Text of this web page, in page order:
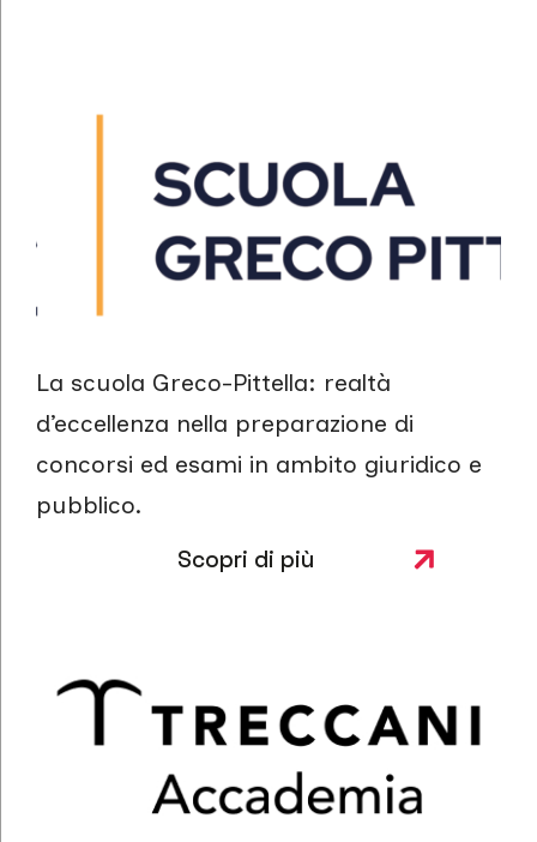
La scuola Greco-Pittella: realtà
d’eccellenza nella preparazione di
concorsi ed esami in ambito giuridico e
pubblico.
Scopri di più